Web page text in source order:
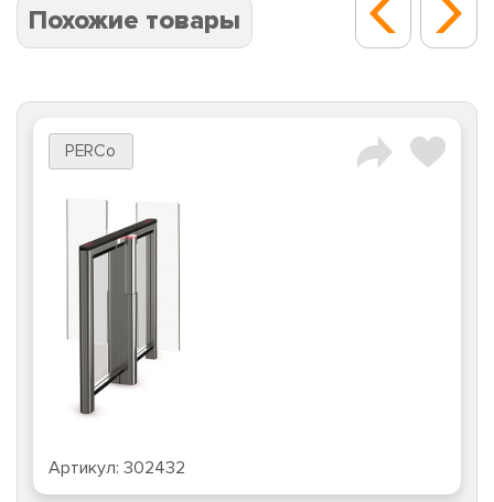
Похожие товары
PERCo
Артикул: 302432